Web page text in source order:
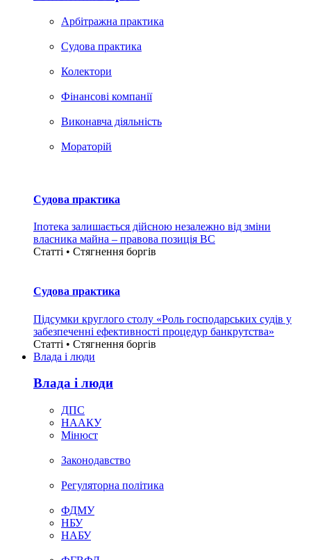
Арбітражна практика
Судова практика
Колектори
Фінансові компанії
Виконавча діяльність
Мораторій
Судова практика
Іпотека залишається дійсною незалежно від зміни
власника майна – правова позиція ВС
Статті • Стягнення боргiв
Судова практика
Підсумки круглого столу «Роль господарських судів у
забезпеченні ефективності процедур банкрутства»
Статті • Стягнення боргiв
Влада i люди
Влада i люди
ДПС
НААКУ
Мінюст
Законодавство
Регуляторна політика
ФДМУ
НБУ
НАБУ